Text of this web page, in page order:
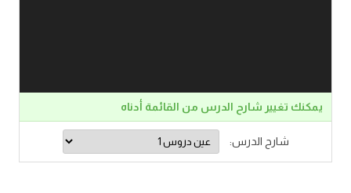
يمكنك تغيير شارح الدرس من القائمة أدناه
شارح الدرس: